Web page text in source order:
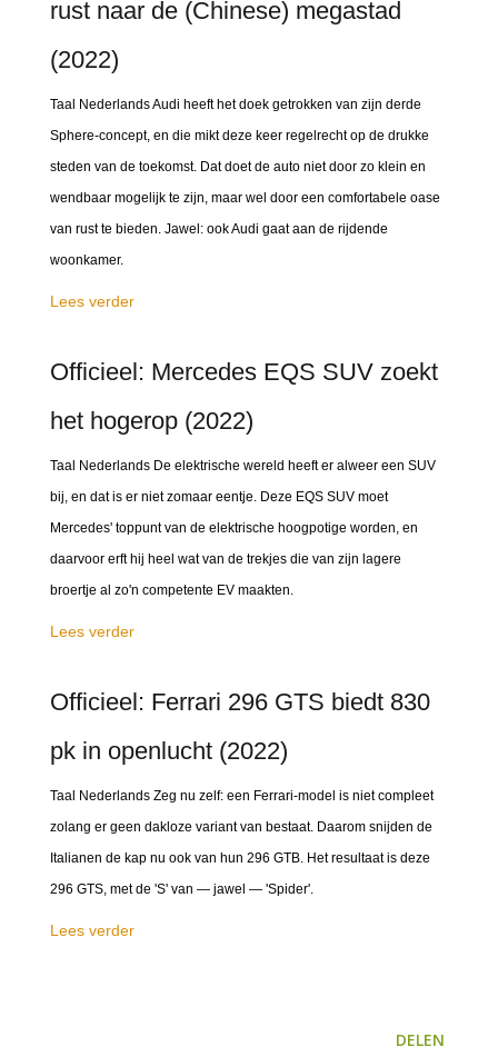
rust naar de (Chinese) megastad
(2022)
Taal Nederlands Audi heeft het doek getrokken van zijn derde
Sphere-concept, en die mikt deze keer regelrecht op de drukke
steden van de toekomst. Dat doet de auto niet door zo klein en
wendbaar mogelijk te zijn, maar wel door een comfortabele oase
van rust te bieden. Jawel: ook Audi gaat aan de rijdende
woonkamer.
Lees verder
Officieel: Mercedes EQS SUV zoekt
het hogerop (2022)
Taal Nederlands De elektrische wereld heeft er alweer een SUV
bij, en dat is er niet zomaar eentje. Deze EQS SUV moet
Mercedes' toppunt van de elektrische hoogpotige worden, en
daarvoor erft hij heel wat van de trekjes die van zijn lagere
broertje al zo'n competente EV maakten.
Lees verder
Officieel: Ferrari 296 GTS biedt 830
pk in openlucht (2022)
Taal Nederlands Zeg nu zelf: een Ferrari-model is niet compleet
zolang er geen dakloze variant van bestaat. Daarom snijden de
Italianen de kap nu ook van hun 296 GTB. Het resultaat is deze
296 GTS, met de 'S' van — jawel — 'Spider'.
Lees verder
DELEN